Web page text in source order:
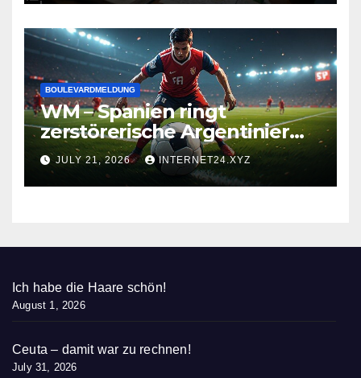
BOULEVARDMELDUNG
WM – Spanien ringt
zerstörerische Argentinier
nieder
JULY 21, 2026 INTERNET24.XYZ
Ich habe die Haare schön!
August 1, 2026
Ceuta – damit war zu rechnen!
July 31, 2026